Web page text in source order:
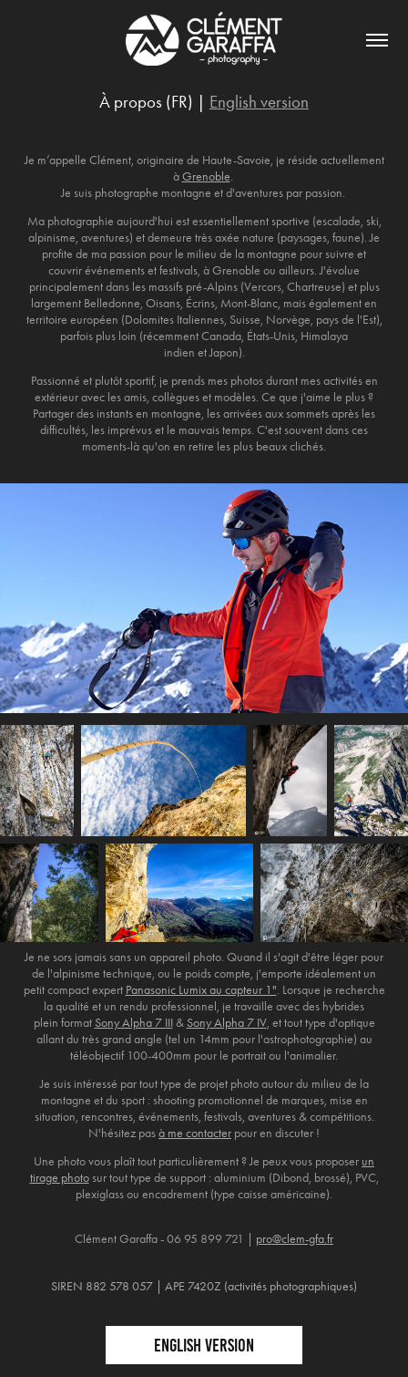
À propos (FR) | English version
Je m’appelle Clément, originaire de Haute-Savoie, je réside actuellement
àGrenoble.
Je suis photographe montagne et d'aventures par passion.
Ma photographie aujourd'hui est essentiellement sportive (escalade, ski,
alpinisme, aventures) et demeure très axée nature (paysages, faune). Je
profite de ma passion pour le milieu de la montagne pour suivre et
couvrir événements et festivals, à Grenoble ou ailleurs. J'évolue
principalement dans les massifs pré-Alpins (Vercors, Chartreuse) et plus
largement Belledonne, Oisans, Écrins, Mont-Blanc, mais également en
territoire européen (Dolomites Italiennes, Suisse, Norvège, pays de l'Est),
parfois plus loin (récemment Canada, États-Unis, Himalaya
indien et Japon).
Passionné et plutôt sportif, je prends mes photos durant mes activités en
extérieur avec les amis, collègues et modèles. Ce que j'aime le plus ?
Partager des instants en montagne, les arrivées aux sommets après les
difficultés, les imprévus et le mauvais temps. C'est souvent dans ces
moments-là qu'on en retire les plus beaux clichés.
Je ne sors jamais sans un appareil photo. Quand il s'agit d'être léger pour
de l'alpinisme technique, ou le poids compte, j'emporte idéalement un
petit compact expert Panasonic Lumix au capteur 1". Lorsque je recherche
la qualité et un rendu professionnel, je travaille avec des hybrides
plein format Sony Alpha 7 III& Sony Alpha 7 IV, et tout type d'optique
allant du très grand angle (tel un 14mm pour l'astrophotographie) au
téléobjectif 100-400mm pour le portrait ou l'animalier.
Je suis intéressé par tout type de projet photo autour du milieu de la
montagne et du sport : shooting promotionnel de marques, mise en
situation, rencontres, événements, festivals, aventures & compétitions.
N'hésitez pasà me contacter pour en discuter !
Une photo vous plaît tout particulièrement ? Je peux vous proposer un
tirage photosur tout type de support : aluminium (Dibond, brossé), PVC,
plexiglass ou encadrement (type caisse américaine).
Clément Garaffa - 06 95 899 721 | pro@clem-gfa.fr
SIREN 882 578 057 | APE 7420Z (activités photographiques)
English version